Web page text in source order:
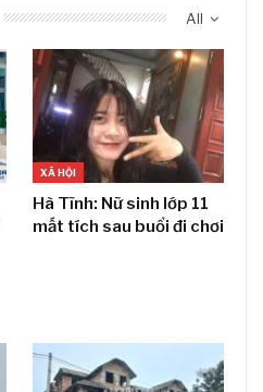
All
XÃ HỘI
Hà Tĩnh: Nữ sinh lớp 11
mất tích sau buổi đi chơi